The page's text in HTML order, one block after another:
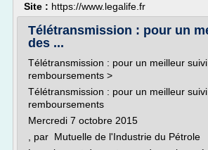
Site : https://www.legalife.fr
Télétransmission : pour un
des ...
Télétransmission : pour un meilleur
remboursements >
Télétransmission : pour un meilleur
remboursements
Mercredi 7 octobre 2015
, par Mutuelle de l'Industrie du Pétrole